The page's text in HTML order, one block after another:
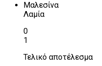
Μαλεσίνα
Λαμία
0
1
Τελικό αποτέλεσμα